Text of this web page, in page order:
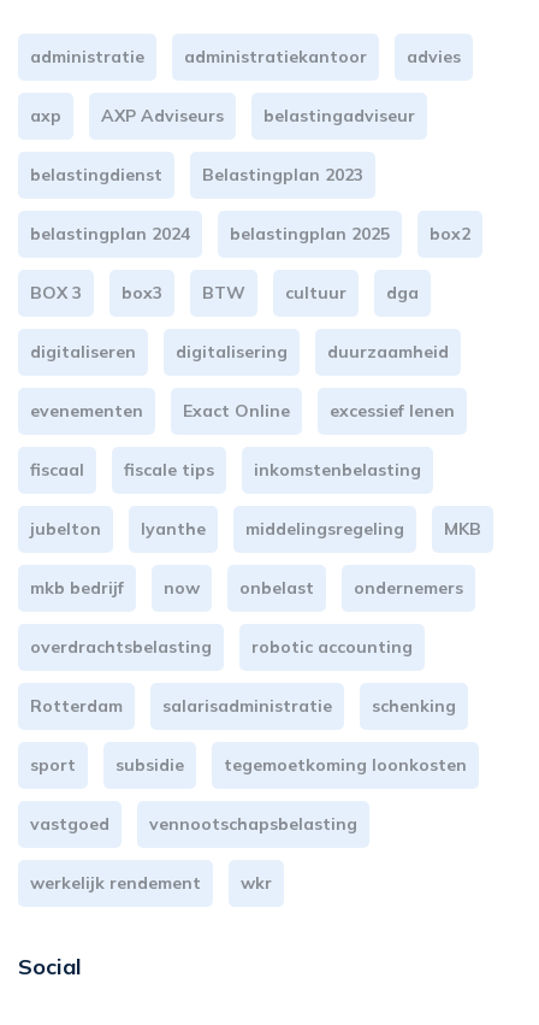
administratie administratiekantoor advies
axp AXP Adviseurs belastingadviseur
belastingdienst Belastingplan 2023
belastingplan 2024 belastingplan 2025 box2
BOX 3 box3 BTW cultuur dga
digitaliseren digitalisering duurzaamheid
evenementen Exact Online excessief lenen
fiscaal fiscale tips inkomstenbelasting
jubelton lyanthe middelingsregeling MKB
mkb bedrijf now onbelast ondernemers
overdrachtsbelasting robotic accounting
Rotterdam salarisadministratie schenking
sport subsidie tegemoetkoming loonkosten
vastgoed vennootschapsbelasting
werkelijk rendement wkr
Social